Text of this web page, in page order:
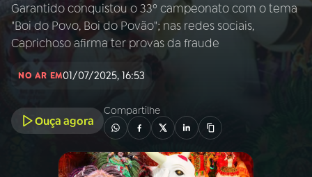
AO VIVO
Garantido conquistou o 33º campeonato com o tema
"Boi do Povo, Boi do Povão"; nas redes sociais,
Caprichoso afirma ter provas da fraude
NO AR EM01/07/2025, 16:53
Ouça agora
Compartilhe